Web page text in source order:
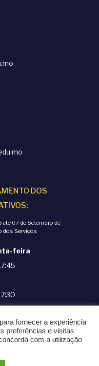
DOS
até 07 de Setembro de
dos Serviços
feira
EPM - ESCOLA
MACAU
fornecer a experiência
preferências e visitas
com a utilização